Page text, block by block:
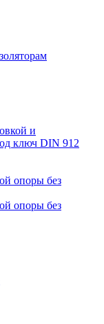
и
ключ DIN 912
опоры без
опоры без